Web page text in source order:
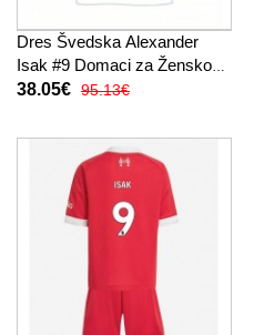
Dres Švedska Alexander
Isak #9 Domaci za Žensko
SP 2026 Kratak Rukav
38.05€ 95.13€